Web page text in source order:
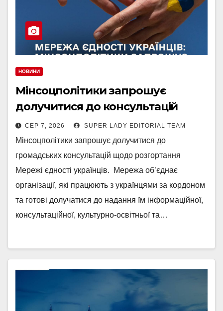
НОВИНИ
Мінсоцполітики запрошує
долучитися до консультацій
СЕР 7, 2026 SUPER LADY EDITORIAL TEAM
Мінсоцполітики запрошує долучитися до
громадських консультацій щодо розгортання
Мережі єдності українців. Мережа об’єднає
організації, які працюють з українцями за кордоном
та готові долучатися до надання їм інформаційної,
консультаційної, культурно-освітньої та…